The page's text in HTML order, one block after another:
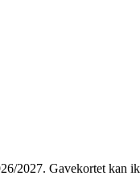
2027. Gavekortet kan